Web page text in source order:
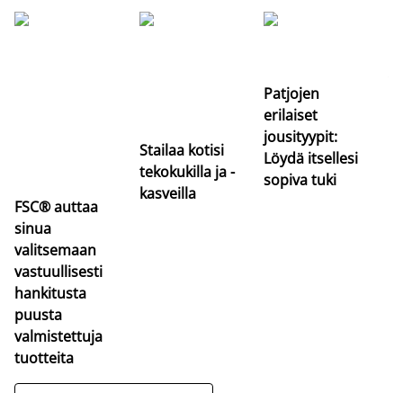
FSC® auttaa
sinua
valitsemaan
vastuullisesti
hankitusta
puusta
valmistettuja
tuotteita
Stailaa kotisi
tekokukilla ja -
kasveilla
Patjojen
erilaiset
jousityypit:
Löydä itsellesi
sopiva tuki